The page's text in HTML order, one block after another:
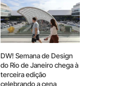
DW! Semana de Design
do Rio de Janeiro chega à
terceira edição
celebrando a cena